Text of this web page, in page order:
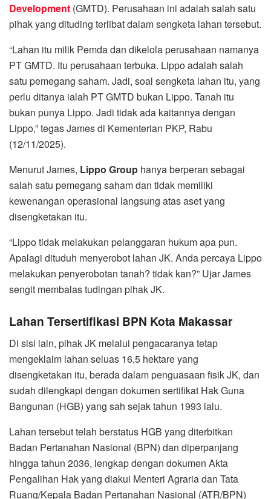
Development (GMTD). Perusahaan ini adalah salah satu
pihak yang dituding terlibat dalam sengketa lahan tersebut.
“Lahan itu milik Pemda dan dikelola perusahaan namanya
PT GMTD. Itu perusahaan terbuka. Lippo adalah salah
satu pemegang saham. Jadi, soal sengketa lahan itu, yang
perlu ditanya ialah PT GMTD bukan Lippo. Tanah itu
bukan punya Lippo. Jadi tidak ada kaitannya dengan
Lippo,” tegas James di Kementerian PKP, Rabu
(12/11/2025).
Menurut James, Lippo Group hanya berperan sebagai
salah satu pemegang saham dan tidak memiliki
kewenangan operasional langsung atas aset yang
disengketakan itu.
“Lippo tidak melakukan pelanggaran hukum apa pun.
Apalagi dituduh menyerobot lahan JK. Anda percaya Lippo
melakukan penyerobotan tanah? tidak kan?” Ujar James
sengit membalas tudingan pihak JK.
Lahan Tersertifikasi BPN Kota Makassar
Di sisi lain, pihak JK melalui pengacaranya tetap
mengeklaim lahan seluas 16,5 hektare yang
disengketakan itu, berada dalam penguasaan fisik JK, dan
sudah dilengkapi dengan dokumen sertifikat Hak Guna
Bangunan (HGB) yang sah sejak tahun 1993 lalu.
Lahan tersebut telah berstatus HGB yang diterbitkan
Badan Pertanahan Nasional (BPN) dan diperpanjang
hingga tahun 2036, lengkap dengan dokumen Akta
Pengalihan Hak yang diakui Menteri Agraria dan Tata
Ruang/Kepala Badan Pertanahan Nasional (ATR/BPN)